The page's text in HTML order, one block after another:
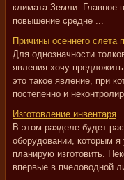
климата Земли. Главное
повышение средне ...
Причины осеннего слета
Для однозначности
явления хочу
это такое явление, при
постепенно и
Изготовление инвентаря
В этом разделе будет
оборудовании, которым
планирую изготовить.
впервые в пчеловодной